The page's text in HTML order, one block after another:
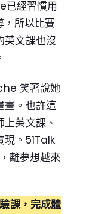
已經習慣用
，所以比賽
英文課也沒
笑著說她
畫。也許這
英文課、
現。51Talk
離夢想越來
課，完成體